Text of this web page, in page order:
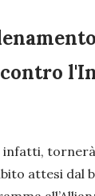
infatti,
attesi dal